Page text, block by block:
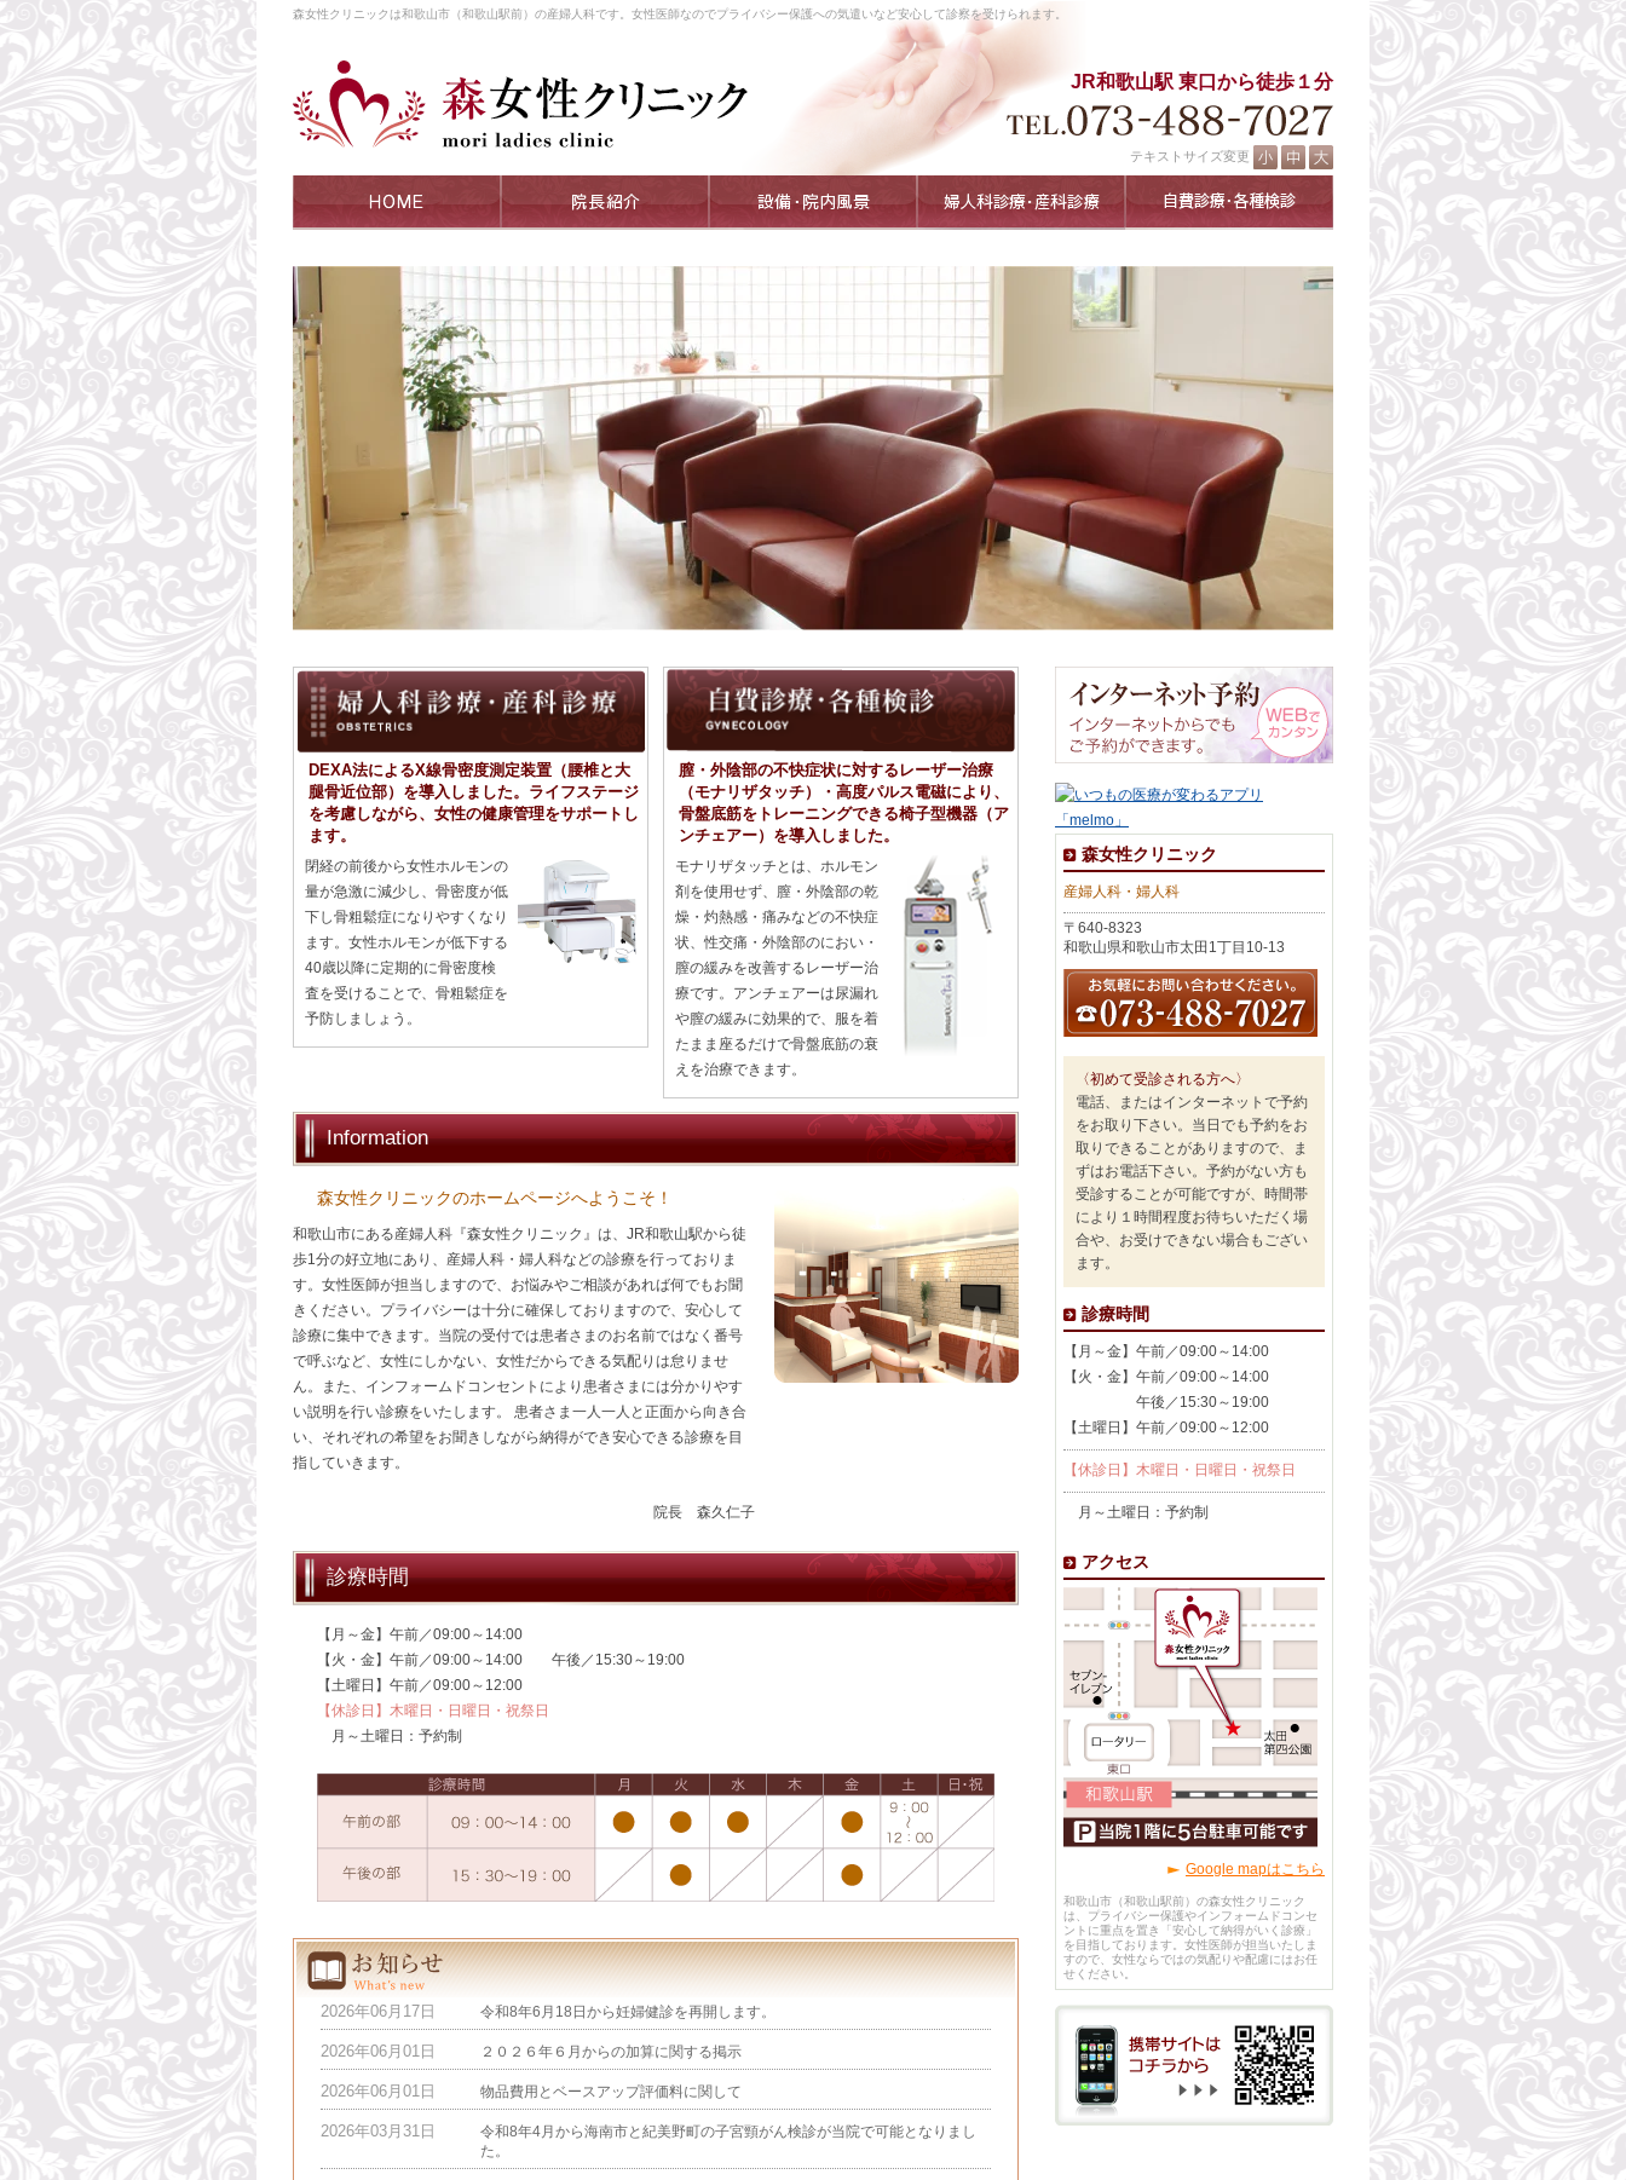
森女性クリニックは和歌山市（和歌山駅前）の産婦人科です。女性医師なのでプライバシー保護への気遣いなど安心して診察を受けられます。
JR和歌山駅 東口から徒歩１分
テキストサイズ変更
DEXA法によるX線骨密度測定装置（腰椎と大
腿骨近位部）を導入しました。ライフステージ
を考慮しながら、女性の健康管理をサポートし
ます。
閉経の前後から女性ホルモンの
量が急激に減少し、骨密度が低
下し骨粗鬆症になりやすくなり
ます。女性ホルモンが低下する
40歳以降に定期的に骨密度検
査を受けることで、骨粗鬆症を
予防しましょう。
膣・外陰部の不快症状に対するレーザー治療
（モナリザタッチ）・高度パルス電磁により、
骨盤底筋をトレーニングできる椅子型機器（ア
ンチェアー）を導入しました。
モナリザタッチとは、ホルモン
剤を使用せず、膣・外陰部の乾
燥・灼熱感・痛みなどの不快症
状、性交痛・外陰部のにおい・
膣の緩みを改善するレーザー治
療です。アンチェアーは尿漏れ
や膣の緩みに効果的で、服を着
たまま座るだけで骨盤底筋の衰
えを治療できます。
Information
森女性クリニックのホームページへようこそ！
和歌山市にある産婦人科『森女性クリニック』は、JR和歌山駅から徒
歩1分の好立地にあり、産婦人科・婦人科などの診療を行っておりま
す。女性医師が担当しますので、お悩みやご相談があれば何でもお聞
きください。プライバシーは十分に確保しておりますので、安心して
診療に集中できます。当院の受付では患者さまのお名前ではなく番号
で呼ぶなど、女性にしかない、女性だからできる気配りは怠りませ
ん。また、インフォームドコンセントにより患者さまには分かりやす
い説明を行い診療をいたします。 患者さま一人一人と正面から向き合
い、それぞれの希望をお聞きしながら納得ができ安心できる診療を目
指していきます。
院長 森久仁子
診療時間
【月～金】午前／09:00～14:00
【火・金】午前／09:00～14:00 午後／15:30～19:00
【土曜日】午前／09:00～12:00
【休診日】木曜日・日曜日・祝祭日
月～土曜日：予約制
2026年06月17日 令和8年6月18日から妊婦健診を再開します。
2026年06月01日 ２０２６年６月からの加算に関する掲示
2026年06月01日 物品費用とベースアップ評価料に関して
2026年03月31日
令和8年4月から海南市と紀美野町の子宮頸がん検診が当院で可能となりまし
た。
森女性クリニック
産婦人科・婦人科
〒640-8323
和歌山県和歌山市太田1丁目10-13
〈初めて受診される方へ〉
電話、またはインターネットで予約
をお取り下さい。当日でも予約をお
取りできることがありますので、ま
ずはお電話下さい。予約がない方も
受診することが可能ですが、時間帯
により１時間程度お待ちいただく場
合や、お受けできない場合もござい
ます。
診療時間
【月～金】午前／09:00～14:00
【火・金】午前／09:00～14:00
午後／15:30～19:00
【土曜日】午前／09:00～12:00
【休診日】木曜日・日曜日・祝祭日
月～土曜日：予約制
アクセス
Google mapはこちら
和歌山市（和歌山駅前）の森女性クリニック
は、プライバシー保護やインフォームドコンセ
ントに重点を置き「安心して納得がいく診療」
を目指しております。女性医師が担当いたしま
すので、女性ならではの気配りや配慮にはお任
せください。